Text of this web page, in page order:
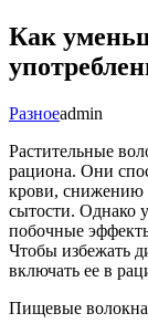
Как
Разноеadmin
Растительные
рациона. Они
крови, снижению
сытости. Однако
побочные
Чтобы избежать
включать ее в
Пищевые